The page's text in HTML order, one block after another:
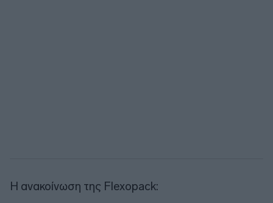
Η ανακοίνωση της Flexopack: